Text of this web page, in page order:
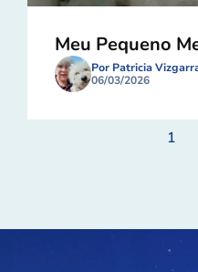
Meu Pequeno
Por Patricia
06/03/2026
1